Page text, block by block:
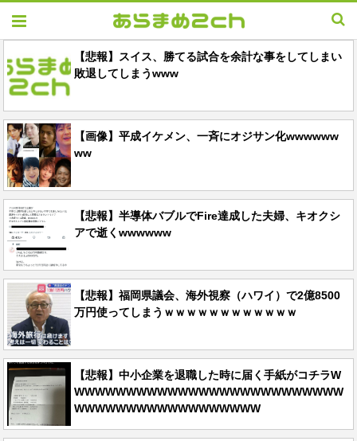
【悲報】スイス、勝てる試合を余計な事をしてしまい
敗退してしまうwww
【画像】平成イケメン、一斉にオジサン化wwwwww
ww
【悲報】半導体バブルでFire達成した夫婦、キオクシ
アで逝くwwwwww
【悲報】福岡県議会、海外視察（ハワイ）で2億8500
万円使ってしまうｗｗｗｗｗｗｗｗｗｗｗｗ
【悲報】中小企業を退職した時に届く手紙がコチラW
WWWWWWWWWWWWWWWWWWWWWWWWWW
WWWWWWWWWWWWWWWWWW